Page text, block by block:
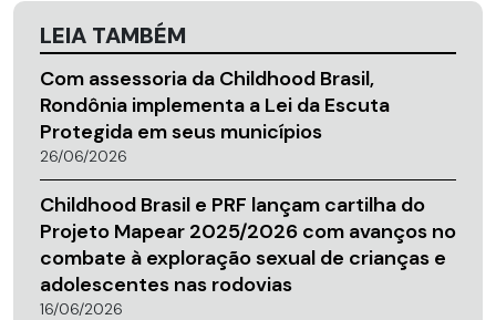
LEIA TAMBÉM
Com assessoria da Childhood Brasil,
Rondônia implementa a Lei da Escuta
Protegida em seus municípios
26/06/2026
Childhood Brasil e PRF lançam cartilha do
Projeto Mapear 2025/2026 com avanços no
combate à exploração sexual de crianças e
adolescentes nas rodovias
16/06/2026